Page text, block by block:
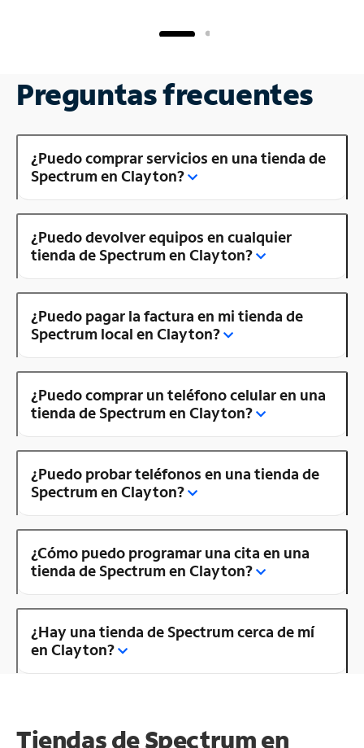
Preguntas frecuentes
¿Puedo comprar servicios en una tienda de
Spectrum en Clayton?
¿Puedo devolver equipos en cualquier
tienda de Spectrum en Clayton?
¿Puedo pagar la factura en mi tienda de
Spectrum local en Clayton?
¿Puedo comprar un teléfono celular en una
tienda de Spectrum en Clayton?
¿Puedo probar teléfonos en una tienda de
Spectrum en Clayton?
¿Cómo puedo programar una cita en una
tienda de Spectrum en Clayton?
¿Hay una tienda de Spectrum cerca de mí
en Clayton?
Tiendas de Spectrum en